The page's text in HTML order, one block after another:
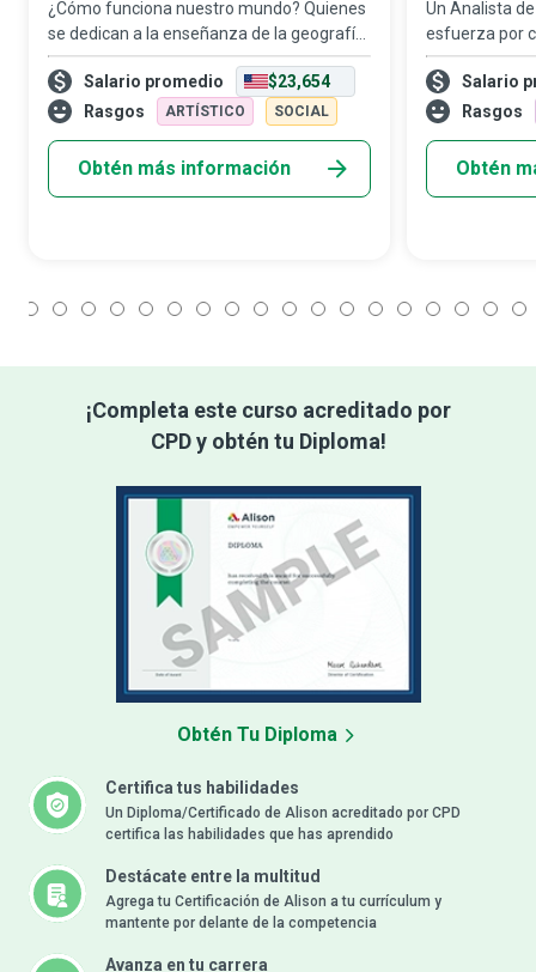
¿Cómo funciona nuestro mundo? Quienes
se dedican a la enseñanza de la geografía
desempeñan un papel fundamental al
buscar una respuesta a esta pregunta, ya
que se encargan de educar e inspirar a las
Salario promedio
$23,654
Rasgos
ARTÍSTICO SOCIAL
Obtén más información
Un Analista
esfuerza por
del cambio
los patrones
Salario
Rasgos
Obtén
¡Completa este curso acreditado por
CPD y obtén tu Diploma!
Certifica tus habilidades
Un Diploma/Certificado de Alison acreditado por CPD
certifica las habilidades que has aprendido
Destácate entre la multitud
Agrega tu Certificación de Alison a tu currículum y
mantente por delante de la competencia
Avanza en tu carrera
Obtén Tu Diploma